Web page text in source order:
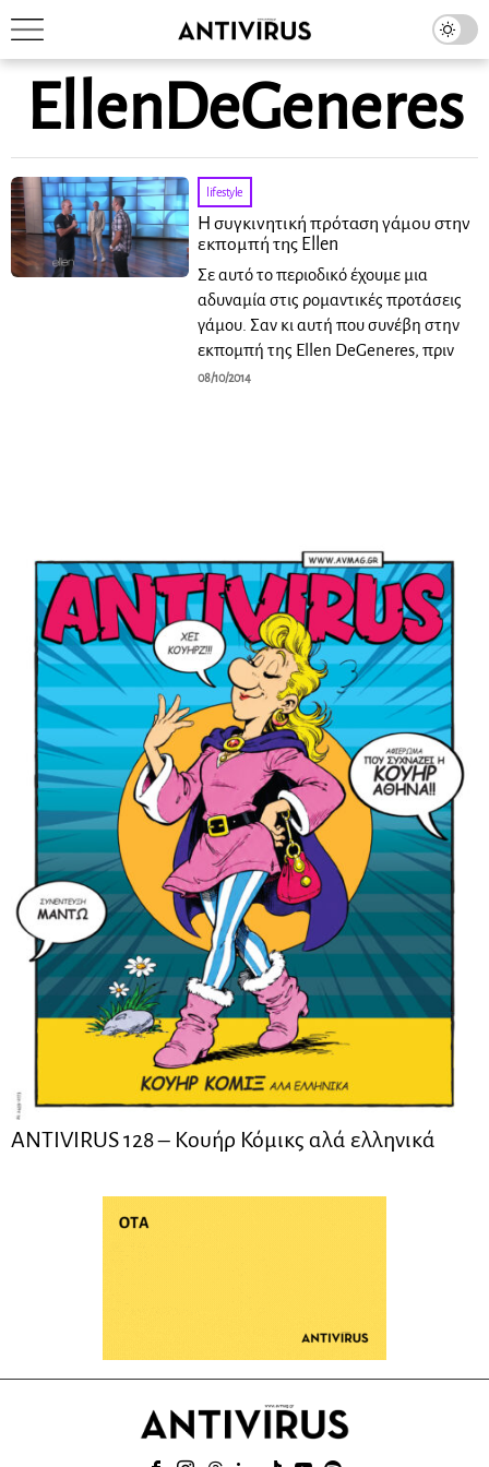
EllenDeGeneres
lifestyle
H συγκινητική πρόταση γάμου στην
εκπομπή της Ellen
Σε αυτό το περιοδικό έχουμε μια
αδυναμία στις ρομαντικές προτάσεις
γάμου. Σαν κι αυτή που συνέβη στην
εκπομπή της Ellen DeGeneres, πριν
08/10/2014
ANTIVIRUS 128 – Kουήρ Κόμικς αλά ελληνικά